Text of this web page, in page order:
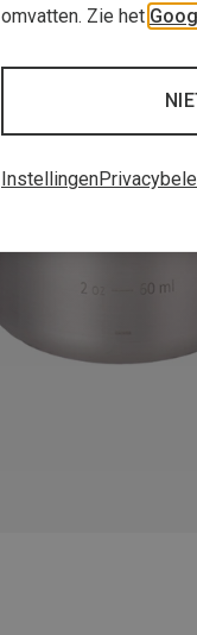
omvatten. Zie het
Instellingen